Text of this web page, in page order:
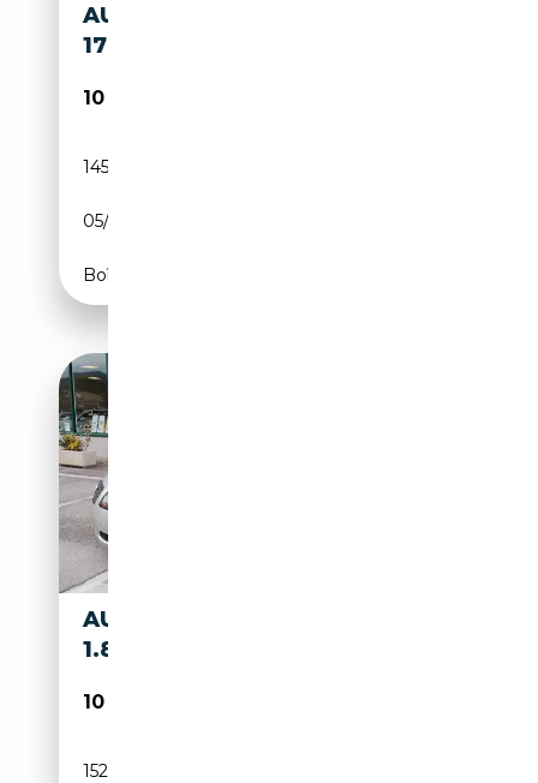
AUDI TT ROADSTER 1.8 T 20V
179 CV CAT
10 500€
145 000 km
05/2000
Boîte manuelle
AUDI TT TT ROADSTER
1.8T
10 500€
152 000 km